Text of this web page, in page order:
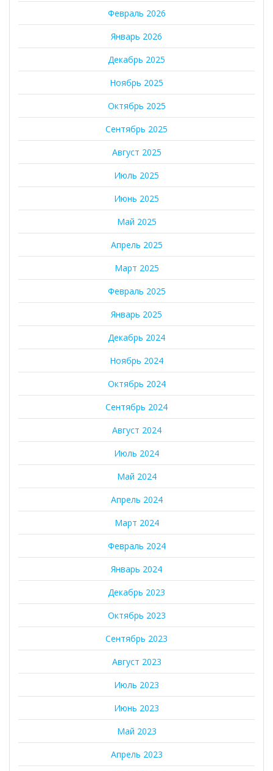
Февраль 2026
Январь 2026
Декабрь 2025
Ноябрь 2025
Октябрь 2025
Сентябрь 2025
Август 2025
Июль 2025
Июнь 2025
Май 2025
Апрель 2025
Март 2025
Февраль 2025
Январь 2025
Декабрь 2024
Ноябрь 2024
Октябрь 2024
Сентябрь 2024
Август 2024
Июль 2024
Май 2024
Апрель 2024
Март 2024
Февраль 2024
Январь 2024
Декабрь 2023
Октябрь 2023
Сентябрь 2023
Август 2023
Июль 2023
Июнь 2023
Май 2023
Апрель 2023